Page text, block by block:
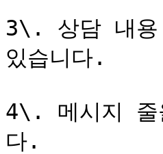
3\. 상담 내
있습니다.
4\. 메시지
다.